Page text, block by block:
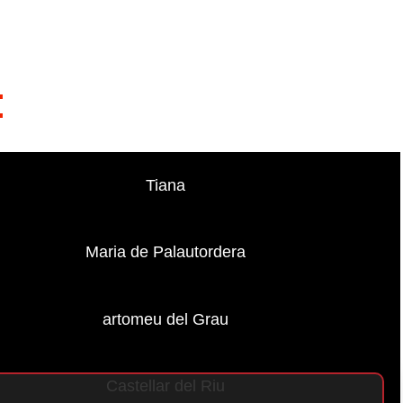
Tiana
Maria de Palautordera
artomeu del Grau
Castellar del Riu